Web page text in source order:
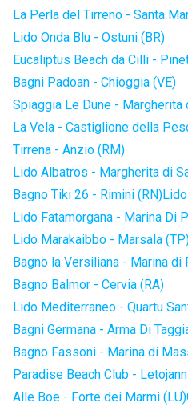
La Perla del Tirreno - Santa
Lido Onda Blu - Ostuni (BR)
Eucaliptus Beach da Cilli -
Bagni Padoan - Chioggia (VE)
Spiaggia Le Dune - Margherita
La Vela - Castiglione della
Tirrena - Anzio (RM)
Lido Albatros - Margherita di
Bagno Tiki 26 - Rimini (RN)
Lido Fatamorgana - Marina Di
Lido Marakaibbo - Marsala
Bagno la Versiliana - Marina di
Bagno Balmor - Cervia (RA)
Lido Mediterraneo - Quartu
Bagni Germana - Arma Di
Bagno Fassoni - Marina di
Paradise Beach Club -
Alle Boe - Forte dei Marmi (LU)